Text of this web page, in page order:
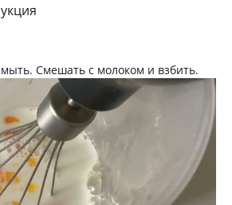
Смешать с молоком и взбить.